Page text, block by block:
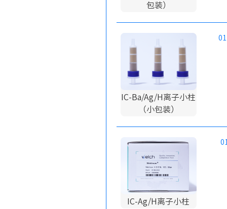
包装）
IC-Ba/Ag/H离子小柱
（小包装）
IC-Ag/H离子小柱